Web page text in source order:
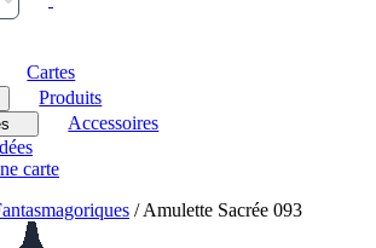
Cartes
Produits
Accessoires
carte
/ Amulette Sacrée 093